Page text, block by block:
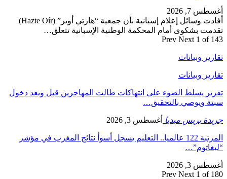
أغسطس 7, 2026
أفادت وسائل إعلام إسبانية بأن جمعية “هازتي أوير” (Hazte Oír)
تقدمت بشكوى أمام المحكمة الوطنية الإسبانية تتعلق…
Prev Next 1 of 143
تقارير وبيانات
تقارير وبيانات
تقرير يسلط الضوء على انتهاكات طالت المهاجرين قبل وبعد دخول
سبتة ويوصي بالتحقيق…
جريدة بريس ميديا أغسطس 3, 2026
المرتبة 122 عالميا.. التعليم يسجل أسوأ نتائج المغرب في مؤشر
“ليغاتوم”…
أغسطس 3, 2026
Prev Next 1 of 180